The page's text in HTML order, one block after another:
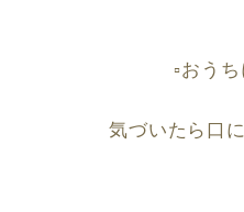
▫️おうち
気づいたら口